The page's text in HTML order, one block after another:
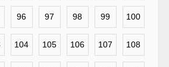
96 97 98 99 100
104 105 106 107 108